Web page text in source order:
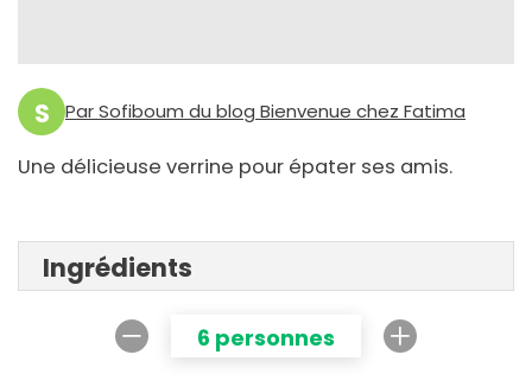
S Par Sofiboum du blog Bienvenue chez Fatima
Une délicieuse verrine pour épater ses amis.
Ingrédients
6 personnes